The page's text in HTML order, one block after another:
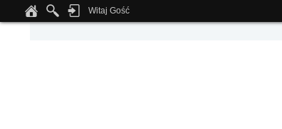
Notice: Undefined index: tapatalk_body_hook in
Witaj Gość